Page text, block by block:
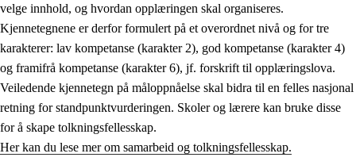
velge innhold, og hvordan opplæringen skal organiseres.
Kjennetegnene er derfor formulert på et overordnet nivå og for tre
karakterer: lav kompetanse (karakter 2), god kompetanse (karakter 4)
og framifrå kompetanse (karakter 6), jf. forskrift til opplæringslova.
Veiledende kjennetegn på måloppnåelse skal bidra til en felles nasjonal
retning for standpunktvurderingen. Skoler og lærere kan bruke disse
for å skape tolkningsfellesskap.
Her kan du lese mer om samarbeid og tolkningsfellesskap.